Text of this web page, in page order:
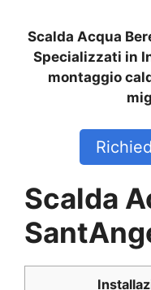
Scalda Acqua
Specializzati in
montaggio
Scalda